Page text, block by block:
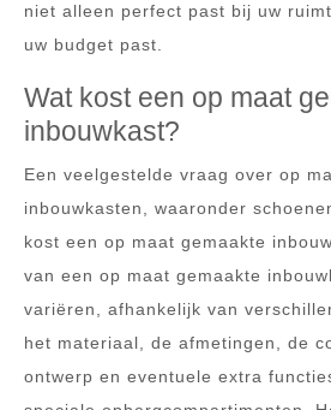
niet alleen perfect past bij uw
uw budget past.
Wat kost een op maat
inbouwkast?
Een veelgestelde vraag over op
inbouwkasten, waaronder
kost een op maat gemaakte
van een op maat gemaakte
variëren, afhankelijk van
het materiaal, de afmetingen, de
ontwerp en eventuele extra